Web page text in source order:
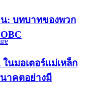
น: บทบาทของพวก
นมอเตอร์แม่เหล็ก
าคตอย่างมี